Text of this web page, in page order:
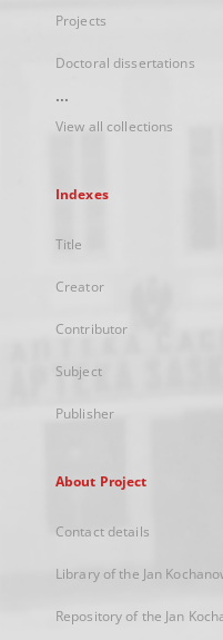
Projects
Doctoral dissertations
...
View all collections
Indexes
Title
Creator
Contributor
Subject
Publisher
About Project
Contact details
Library of the Jan
Repository of the Jan